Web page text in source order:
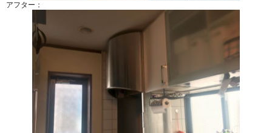
アフター：